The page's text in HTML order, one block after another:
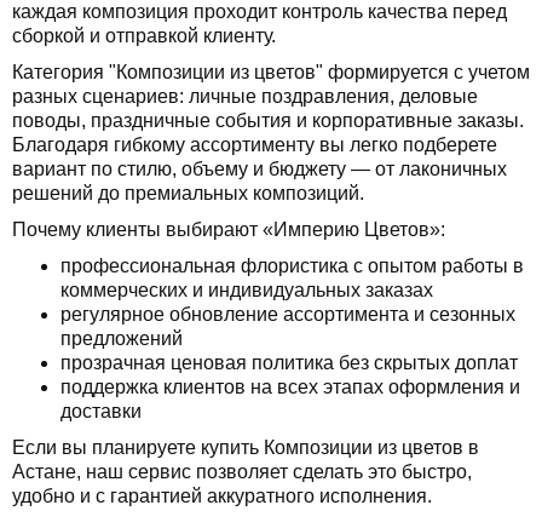
каждая композиция проходит контроль качества перед
сборкой и отправкой клиенту.
Категория "Композиции из цветов" формируется с учетом
разных сценариев: личные поздравления, деловые
поводы, праздничные события и корпоративные заказы.
Благодаря гибкому ассортименту вы легко подберете
вариант по стилю, объему и бюджету — от лаконичных
решений до премиальных композиций.
Почему клиенты выбирают «Империю Цветов»:
профессиональная флористика с опытом работы в
коммерческих и индивидуальных заказах
регулярное обновление ассортимента и сезонных
предложений
прозрачная ценовая политика без скрытых доплат
поддержка клиентов на всех этапах оформления и
доставки
Если вы планируете купить Композиции из цветов в
Астане, наш сервис позволяет сделать это быстро,
удобно и с гарантией аккуратного исполнения.